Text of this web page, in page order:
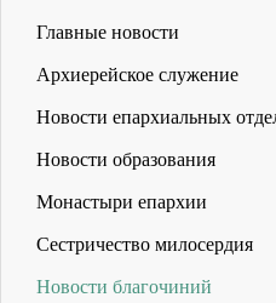
Главные новости
Архиерейское служение
Новости епархиальных
Новости образования
Монастыри епархии
Сестричество милосердия
Новости благочиний